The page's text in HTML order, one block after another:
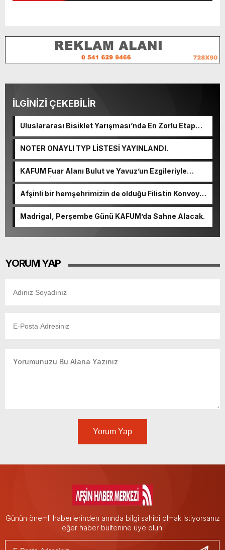
İLGİNİZİ ÇEKEBİLİR
Uluslararası Bisiklet Yarışması’nda En Zorlu Etap
NOTER ONAYLI TYP LİSTESİ YAYINLANDI.
KAFUM Fuar Alanı Bulut ve Yavuz’un Ezgileriyle
Şenlendi.
Afşinli bir hemşehrimizin de olduğu Filistin Konvoyu,
güçlenerek ilerliyor.
Madrigal, Perşembe Günü KAFUM’da Sahne Alacak.
YORUM YAP
Yorum Yap
Günün önemli haberlerinden anında bilgi sahibi olmak istiyorsanız
eğer haber bültenine üye olun.